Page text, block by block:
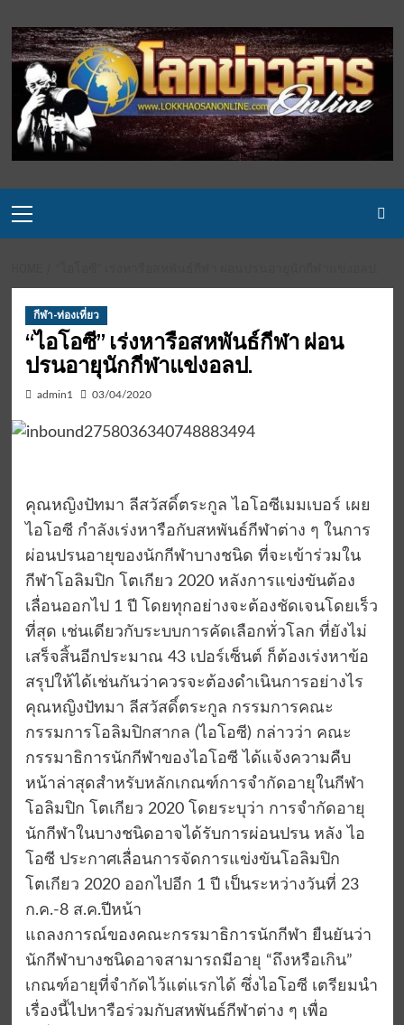
to
content
Menu
กีฬา-ท่องเที่ยว
“ไอโอซี” เร่งหารือสหพันธ์กีฬา ผ่อน
ปรนอายุนักกีฬาแข่งอลป.
admin1 03/04/2020
คุณหญิงปัทมา ลีสวัสดิ์ตระกูล ไอโอซีเมมเบอร์ เผย
ไอโอซี กำลังเร่งหารือกับสหพันธ์กีฬาต่าง ๆ ในการ
ผ่อนปรนอายุของนักกีฬาบางชนิด ที่จะเข้าร่วมใน
กีฬาโอลิมปิก โตเกียว 2020 หลังการแข่งขันต้อง
เลื่อนออกไป 1 ปี โดยทุกอย่างจะต้องชัดเจนโดยเร็ว
ที่สุด เช่นเดียวกับระบบการคัดเลือกทั่วโลก ที่ยังไม่
เสร็จสิ้นอีกประมาณ 43 เปอร์เซ็นต์ ก็ต้องเร่งหาข้อ
สรุปให้ได้เช่นกันว่าควรจะต้องดำเนินการอย่างไร
คุณหญิงปัทมา ลีสวัสดิ์ตระกูล กรรมการคณะ
กรรมการโอลิมปิกสากล (ไอโอซี) กล่าวว่า คณะ
กรรมาธิการนักกีฬาของไอโอซี ได้แจ้งความคืบ
หน้าล่าสุดสำหรับหลักเกณฑ์การจำกัดอายุในกีฬา
โอลิมปิก โตเกียว 2020 โดยระบุว่า การจำกัดอายุ
นักกีฬาในบางชนิดอาจได้รับการผ่อนปรน หลัง ไอ
โอซี ประกาศเลื่อนการจัดการแข่งขันโอลิมปิก
โตเกียว 2020 ออกไปอีก 1 ปี เป็นระหว่างวันที่ 23
ก.ค.-8 ส.ค.ปีหน้า
แถลงการณ์ของคณะกรรมาธิการนักกีฬา ยืนยันว่า
นักกีฬาบางชนิดอาจสามารถมีอายุ “ถึงหรือเกิน”
เกณฑ์อายุที่จำกัดไว้แต่แรกได้ ซึ่งไอโอซี เตรียมนำ
เรื่องนี้ไปหารือร่วมกับสหพันธ์กีฬาต่าง ๆ เพื่อ